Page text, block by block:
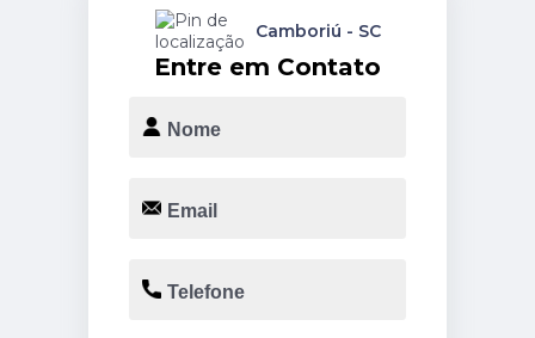
Entre em Contato
Camboriú - SC